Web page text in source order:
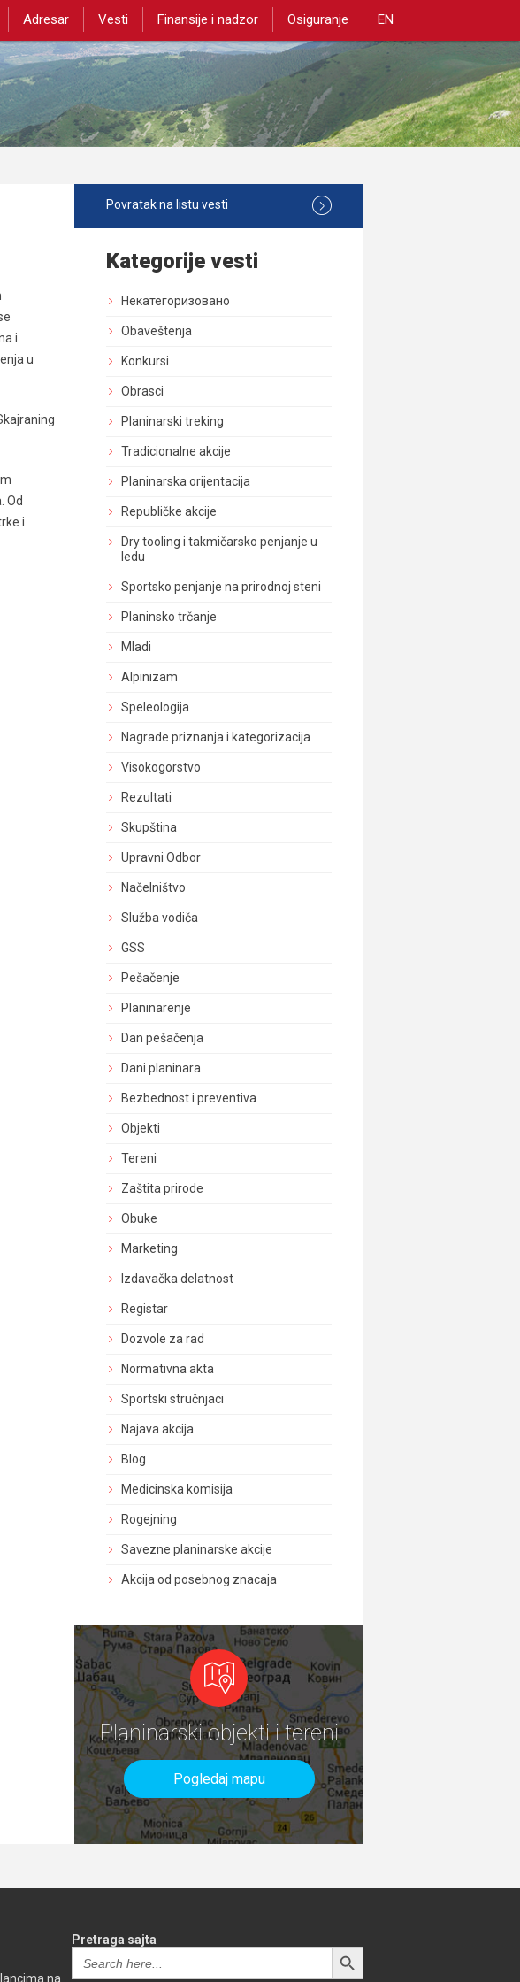
Adresar Vesti Finansije i nadzor Osiguranje EN
i
u
Od
i
Povratak na listu vesti
Kategorije vesti
Некатегоризовано
Obaveštenja
Konkursi
Obrasci
Planinarski treking
Tradicionalne akcije
Planinarska orijentacija
Republičke akcije
Dry tooling i takmičarsko penjanje u
ledu
Sportsko penjanje na prirodnoj steni
Planinsko trčanje
Mladi
Alpinizam
Speleologija
Nagrade priznanja i kategorizacija
Visokogorstvo
Rezultati
Skupština
Upravni Odbor
Načelništvo
Služba vodiča
GSS
Pešačenje
Planinarenje
Dan pešačenja
Dani planinara
Bezbednost i preventiva
Objekti
Tereni
Zaštita prirode
Obuke
Marketing
Izdavačka delatnost
Registar
Dozvole za rad
Normativna akta
Sportski stručnjaci
Najava akcija
Blog
Medicinska komisija
Rogejning
Savezne planinarske akcije
Akcija od posebnog znacaja
Planinarski objekti i tereni
Pogledaj mapu
na
Pretraga sajta
Search
for:
SEARCH BUTTON